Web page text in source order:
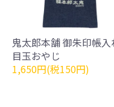
鬼太郎本舗 御朱印帳入
目玉おやじ
1,650円(税150円)